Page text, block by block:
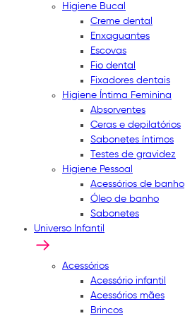
Higiene Bucal
Creme dental
Enxaguantes
Escovas
Fio dental
Fixadores dentais
Higiene Íntima Feminina
Absorventes
Ceras e depilatórios
Sabonetes íntimos
Testes de gravidez
Higiene Pessoal
Acessórios de banho
Óleo de banho
Sabonetes
Universo Infantil
Acessórios
Acessório infantil
Acessórios mães
Brincos